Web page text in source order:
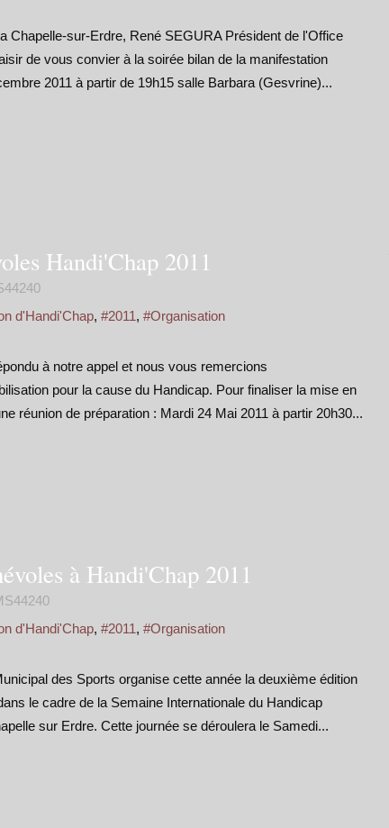
Chapelle-sur-Erdre, René SEGURA Président de l'Office
de vous convier à la soirée bilan de la manifestation
2011 à partir de 19h15 salle Barbara (Gesvrine)...
Handi'Chap 2011
d'Handi'Chap, #2011, #Organisation
à notre appel et nous vous remercions
pour la cause du Handicap. Pour finaliser la mise en
réunion de préparation : Mardi 24 Mai 2011 à partir 20h30...
à Handi'Chap 2011
d'Handi'Chap, #2011, #Organisation
des Sports organise cette année la deuxième édition
le cadre de la Semaine Internationale du Handicap
sur Erdre. Cette journée se déroulera le Samedi...